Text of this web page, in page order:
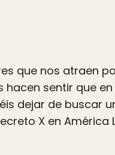
que nos atraen
sentir que en
dejar de buscar
X en América